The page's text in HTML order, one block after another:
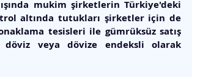
mukim şirketlerin Türkiye'deki
altında tutukları şirketler için de
tesisleri ile gümrüksüz satış
döviz veya dövize endeksli olarak